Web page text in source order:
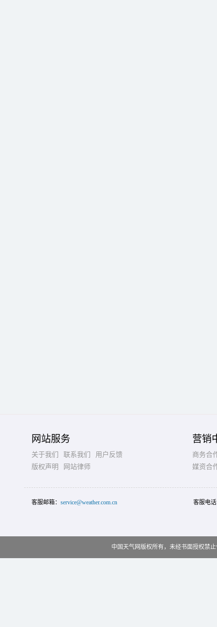
网站服务
关于我们 联系我们
用户反馈
版权声明
网站律师
营销
商务合
媒资合
客服邮箱： service@weather.com.cn 客服电
中国天气网版权所有，未经书面授权